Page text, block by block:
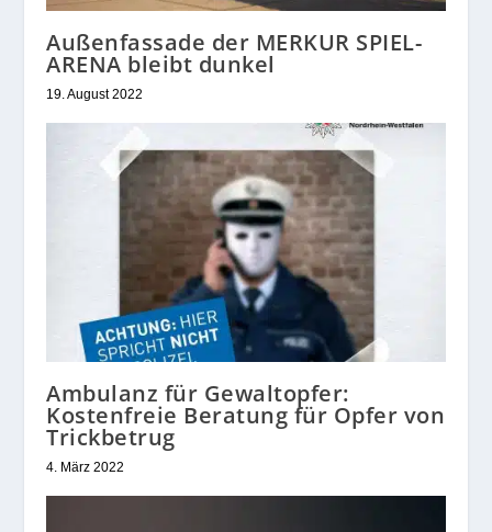
Außenfassade der MERKUR SPIEL-
ARENA bleibt dunkel
19. August 2022
Ambulanz für Gewaltopfer:
Kostenfreie Beratung für Opfer von
Trickbetrug
4. März 2022